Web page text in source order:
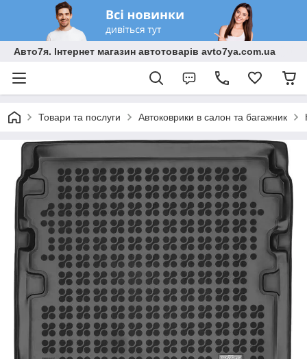
Авто7я. Інтернет магазин автотоварів avto7ya.com.ua
Товари та послуги Автоковрики в салон та багажник